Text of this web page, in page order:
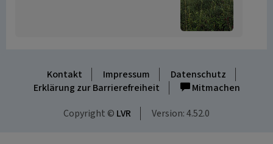
Kontakt Impressum
Datenschutz
Erklärung zur Barrierefreiheit
Mitmachen
Copyright © LVR Version: 4.52.0